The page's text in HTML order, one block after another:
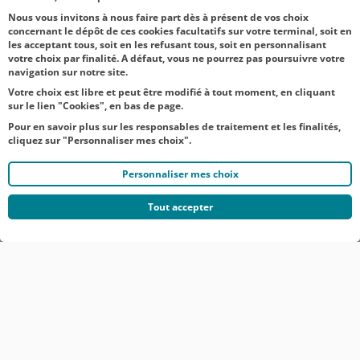
célébr...
Nous vous invitons à nous faire part dès à présent de vos choix
concernant le dépôt de ces cookies facultatifs sur votre terminal, soit en
les acceptant tous, soit en les refusant tous, soit en personnalisant
votre choix par finalité. A défaut, vous ne pourrez pas poursuivre votre
navigation sur notre site.
Votre choix est libre et peut être modifié à tout moment, en cliquant
sur le lien "Cookies", en bas de page.
Pour en savoir plus sur les responsables de traitement et les finalités,
cliquez sur "Personnaliser mes choix".
Personnaliser mes choix
Tout accepter